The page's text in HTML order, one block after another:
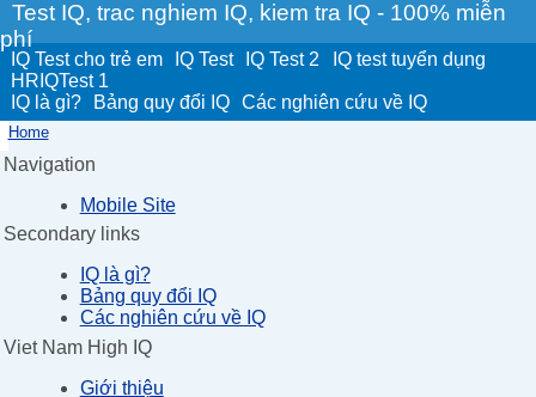
Test IQ, trac nghiem IQ, kiem tra IQ - 100% miễn
phí
IQ Test cho trẻ em IQ Test IQ Test 2
IQ test tuyển dụng
HRIQTest 1
IQ là gì?
Bảng quy đổi IQ Các nghiên cứu về IQ
Home
Navigation
Mobile Site
Secondary links
IQ là gì?
Bảng quy đổi IQ
Các nghiên cứu về IQ
Viet Nam High IQ
Giới thiệu